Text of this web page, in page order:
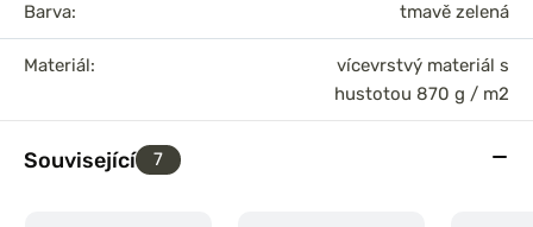
Barva: tmavě zelená
Materiál:
vícevrstvý materiál s
hustotou 870 g / m2
Související 7